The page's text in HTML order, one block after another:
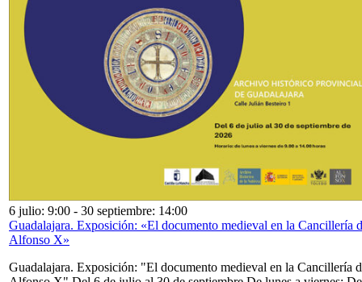
6 julio: 9:00 - 30 septiembre: 14:00
Guadalajara. Exposición: «El documento medieval en la Cancillería
Alfonso X»
Guadalajara. Exposición: "El documento medieval en la Cancillería